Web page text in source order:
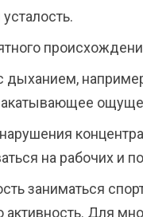
на рабочих и
заниматься
активность. Для